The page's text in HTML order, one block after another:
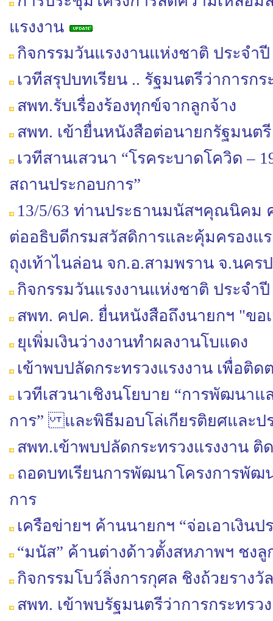
แรงงาน
กิจกรรมวันแรงงานแห่งชาติ ประจำปี
เวทีสรุปบทเรียน .. รัฐมนตรีว่าการก
สพท.รับเรื่องร้องทุกข์จากลูกจ้าง
สพท. เข้ายื่นหนังสือต่อนายกรัฐมนต
เวทีสานเสวนา “โรคระบาดโควิด –
สถานประกอบการ”
13/5/63 ท่านประธานมนัสฯคุณนิคม
ต่ออธิบดีกรมสวัสดิการและคุ้มครองแ
ถุงเท้าไนล่อน จก.อ.สามพราน จ.นคร
กิจกรรมวันแรงงานแห่งชาติ ประจำปี
สพท. คปค. ยื่นหนังสือถึงนายกฯ "ขอ
ยุเพิ่มเงินว่างงานทำผลงานโบแดง
เข้าพบปลัดกระทรวงแรงงาน เพื่อติ
เวทีเสวนาเชิงนโยบาย “การพัฒนา
การ” และพิธีมอบโล่เกียรติยศและป
สพท.เข้าพบปลัดกระทรวงแรงงาน
ถอดบทเรียนการพัฒนาโครงการพัฒ
การ
เครือข่ายฯ ค้านนายกฯ “จ่อเอาเงิ
“มนัส” ค้านต่างด้าวตั้งสหภาพฯ ชง
กิจกรรมโบว์ลิ่งการกุศล ชิงถ้วยราง
สพท. เข้าพบรัฐมนตรีว่าการกระทรว